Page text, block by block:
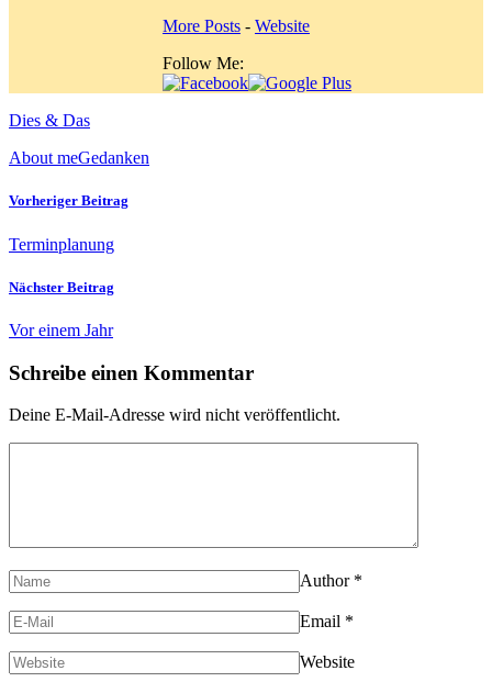
More Posts - Website
Follow Me:
Dies & Das
About meGedanken
Vorheriger Beitrag
Terminplanung
Nächster Beitrag
Vor einem Jahr
Schreibe einen Kommentar
Deine E-Mail-Adresse wird nicht veröffentlicht.
Author *
Email *
Website